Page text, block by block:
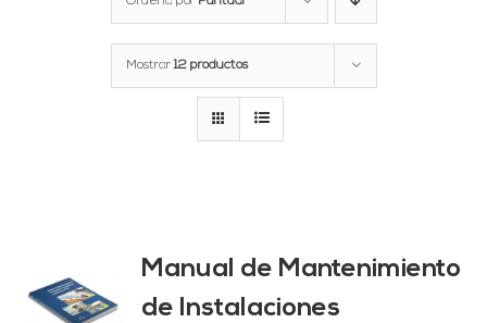
Mostrar12 productos
Manual de Mantenimiento
de Instalaciones